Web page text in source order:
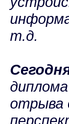
т.д.
отрыва